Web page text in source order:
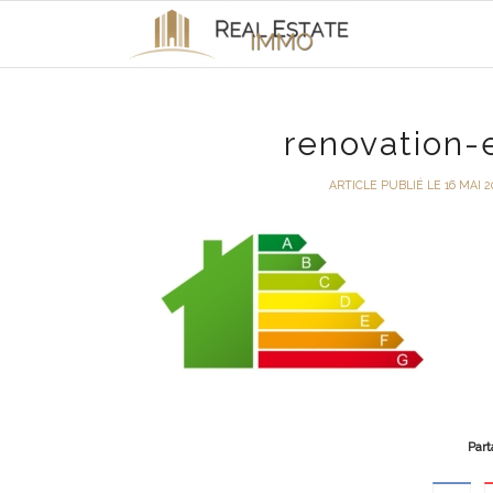
ARTICLE PUBLIÉ LE 16 MAI